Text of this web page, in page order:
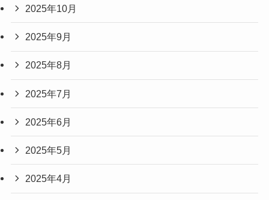
2025年10月
2025年9月
2025年8月
2025年7月
2025年6月
2025年5月
2025年4月